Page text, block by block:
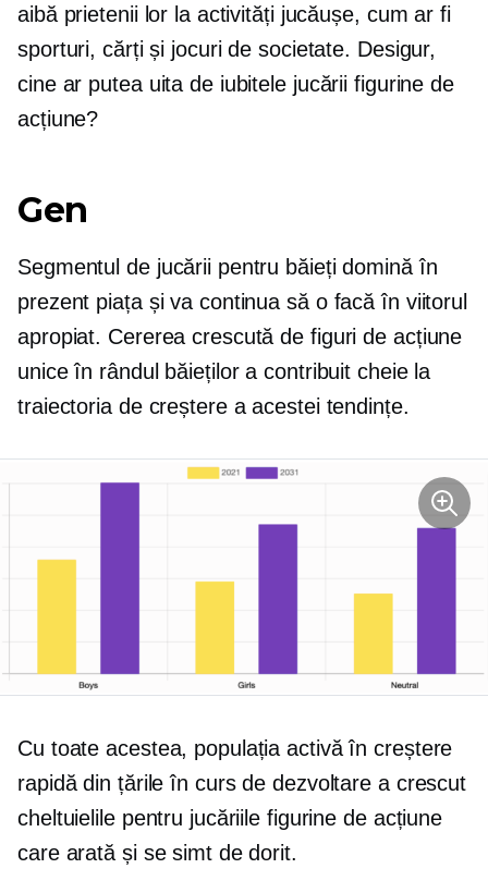
aibă prietenii lor la activități jucăușe, cum ar fi
sporturi, cărți și jocuri de societate. Desigur,
cine ar putea uita de iubitele jucării figurine de
acțiune?
Gen
Segmentul de jucării pentru băieți domină în
prezent piața și va continua să o facă în viitorul
apropiat. Cererea crescută de figuri de acțiune
unice în rândul băieților a contribuit cheie la
traiectoria de creștere a acestei tendințe.
Cu toate acestea, populația activă în creștere
rapidă din țările în curs de dezvoltare a crescut
cheltuielile pentru jucăriile figurine de acțiune
care arată și se simt de dorit.